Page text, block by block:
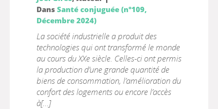
Dans Santé conjuguée (n°109,
Décembre 2024)
La société industrielle a produit des
technologies qui ont transformé le monde
au cours du XXe siècle. Celles-ci ont permis
la production d’une grande quantité de
biens de consommation, l’amélioration du
confort des logements ou encore l’accès
à[...]